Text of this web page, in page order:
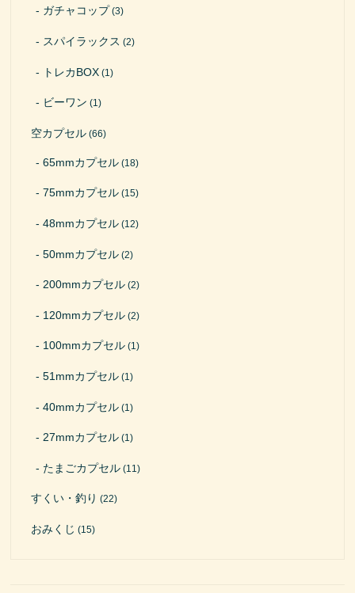
ガチャコップ(3)
スパイラックス (2)
トレカBOX (1)
ビーワン (1)
空カプセル (66)
65mmカプセル (18)
75mmカプセル (15)
48mmカプセル (12)
50mmカプセル (2)
200mmカプセル (2)
120mmカプセル (2)
100mmカプセル (1)
51mmカプセル (1)
40mmカプセル (1)
27mmカプセル (1)
たまごカプセル (11)
すくい・釣り (22)
おみくじ (15)